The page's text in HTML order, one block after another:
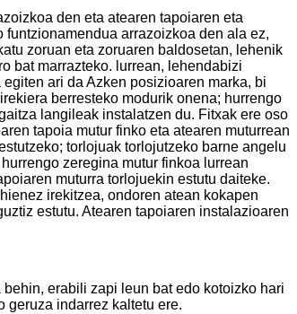
den eta atearen tapoiaren eta
arrazoizkoa den ala ez,
zoruan eta zoruaren baldosetan, lehenik
bat marrazteko. lurrean, lehendabizi
ari da Azken posizioaren marka, bi
berresteko modurik onena; hurrengo
langileak instalatzen du. Fitxak ere oso
tapoia mutur finko eta atearen muturrean
torlojuak torlojutzeko barne angelu
zeregina mutur finkoa lurrean
muturra torlojuekin estutu daiteke.
irekitzea, ondoren atean kokapen
estutu. Atearen tapoiaren instalazioaren
erabili zapi leun bat edo kotoizko hari
geruza indarrez kaltetu ere.